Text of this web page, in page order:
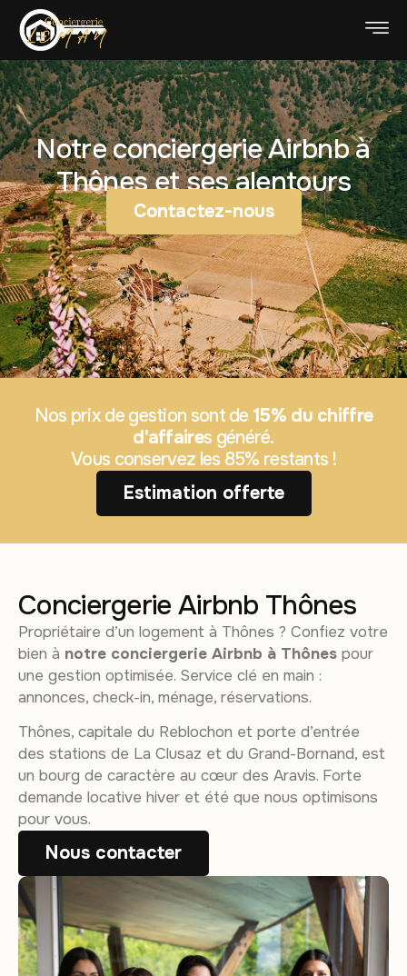
Notre conciergerie Airbnb à
Thônes et ses alentours
Contactez-nous
Nos prix de gestion sont de 15% du chiffre
d'affaires généré.
Vous conservez les 85% restants !
Estimation offerte
Conciergerie Airbnb Thônes
Propriétaire d’un logement à Thônes ? Confiez votre
bien à notre conciergerie Airbnb à Thônes pour
une gestion optimisée. Service clé en main :
annonces, check-in, ménage, réservations.
Thônes, capitale du Reblochon et porte d’entrée
des stations de La Clusaz et du Grand-Bornand, est
un bourg de caractère au cœur des Aravis. Forte
demande locative hiver et été que nous optimisons
pour vous.
Nous contacter